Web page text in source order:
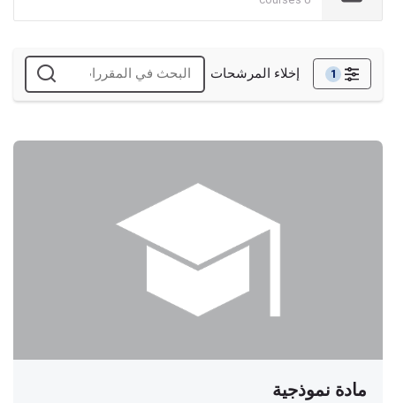
المنقحات
1 إخلاء المرشحات
مادة نموذجية
مادة نموذجية